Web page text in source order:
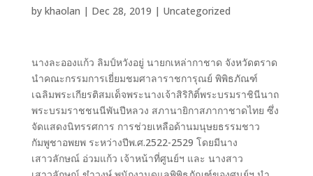
by khaolan | Dec 28, 2019 | Uncategorized
นางละอองแก้ว ลิมป์หวังอยู่ นายกเหล่ากาชาด จังหวัดตราด
นำคณะกรรมการเยี่ยมชมศาลาราชการุณย์ พิพิธภัณฑ์
เฉลิมพระเกียรติสมเด็จพระนางเจ้าสิริกิติ์พระบรมราชินีนาถ
พระบรมราชชนนีพันปีหลวง สภานายิกาสภากาชาดไทย ซึ่ง
จัดแสดงนิทรรศการ การช่วยเหลือด้านมนุษยธรรมชาว
กัมพูชาอพยพ ระหว่างปีพ.ศ.2522-2529 โดยมีนาง
เสาวลักษณ์ อ่วมแก้ว เจ้าหน้าที่ศูนย์ฯ และ นางสาว